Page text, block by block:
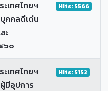
เทศไทยฯ
คคลดีเด่น
ะ
๖๐
Hits: 5566
เทศไทยฯ
มีอุปการ
Hits: 5152